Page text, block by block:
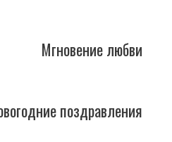
Мгновение любви
поздравления